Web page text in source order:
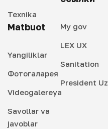
Texnika
Matbuot
Yangiliklar
Фотогаларея
Videogalereya
Savollar va
javoblar
My gov
LEX UX
Sanitation
President Uz